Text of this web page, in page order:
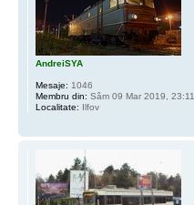
AndreiSYA
Mesaje: 1046
Membru din: Sâm 09 Mar 2019, 23:11
Localitate: Ilfov